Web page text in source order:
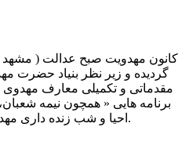
گردیده و زیر نظر بنیاد حضرت
مقدماتی و تکمیلی معارف مهدوی
برنامه هایی « همچون نیمه
احیا و شب زنده داری مهدوی» توفیق خدمت داشته است.